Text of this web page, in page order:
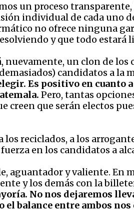
un proceso
individual de cada uno
no ofrece ninguna
y que todo estará
nuevamente, un clon de
candidatos a la
Es positivo en cuanto
Pero, tantas
creen que serán electos
los reciclados, a los
en los candidatos a
aguantador y valiente. En
y los demás con la
No nos dejaremos
balance entre ambos